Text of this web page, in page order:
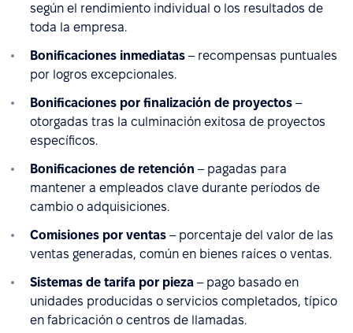
según el rendimiento individual o los resultados de
toda la empresa.
Bonificaciones inmediatas – recompensas puntuales
por logros excepcionales.
Bonificaciones por finalización de proyectos –
otorgadas tras la culminación exitosa de proyectos
específicos.
Bonificaciones de retención – pagadas para
mantener a empleados clave durante períodos de
cambio o adquisiciones.
Comisiones por ventas – porcentaje del valor de las
ventas generadas, común en bienes raíces o ventas.
Sistemas de tarifa por pieza – pago basado en
unidades producidas o servicios completados, típico
en fabricación o centros de llamadas.